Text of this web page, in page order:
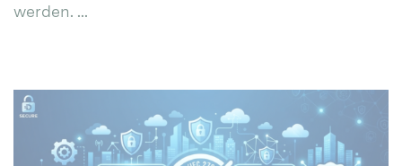
werden. ...